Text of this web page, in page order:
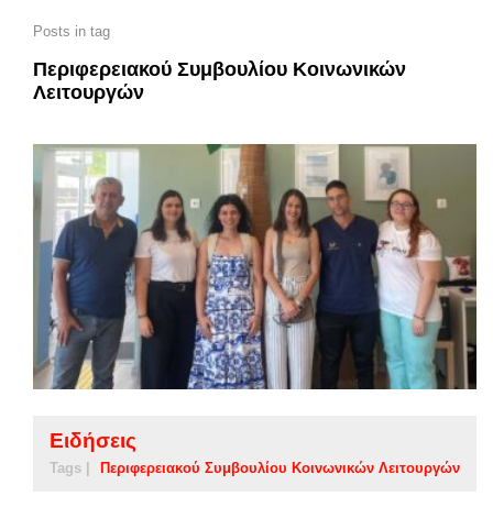
Posts in tag
Περιφερειακού Συμβουλίου Κοινωνικών
Λειτουργών
Ειδήσεις
Tags | Περιφερειακού Συμβουλίου Κοινωνικών Λειτουργών